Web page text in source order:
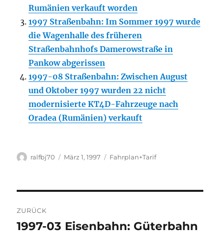
Rumänien verkauft worden
1997 Straßenbahn: Im Sommer 1997 wurde
die Wagenhalle des früheren
Straßenbahnhofs Damerowstraße in
Pankow abgerissen
1997-08 Straßenbahn: Zwischen August
und Oktober 1997 wurden 22 nicht
modernisierte KT4D-Fahrzeuge nach
Oradea (Rumänien) verkauft
Autor
ralfbj70
Veröffentlicht
März 1, 1997 Kategorien
Fahrplan+Tarif
ZURÜCK
Vorheriger
1997-03 Eisenbahn: Güterbahn